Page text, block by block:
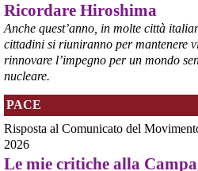
@peacelink - 6/8/2026 21:35
Ultimi cento milioni di euro per l’ex
possibili nuovi aiuti di Stato. Lo ha
Urso durante l’incontro al Mimit con
tranche conclusiva del prestito
dovrà essere erogata entro il 9
acquirente.
Fonte: Studio100
#ILVA
Ricordare Hiroshima
Anche quest’anno, in molte città
cittadini si riuniranno per mantenere
rinnovare l’impegno per un mondo
nucleare.
PACE
Risposta al Comunicato del
2026
Le mie critiche alla